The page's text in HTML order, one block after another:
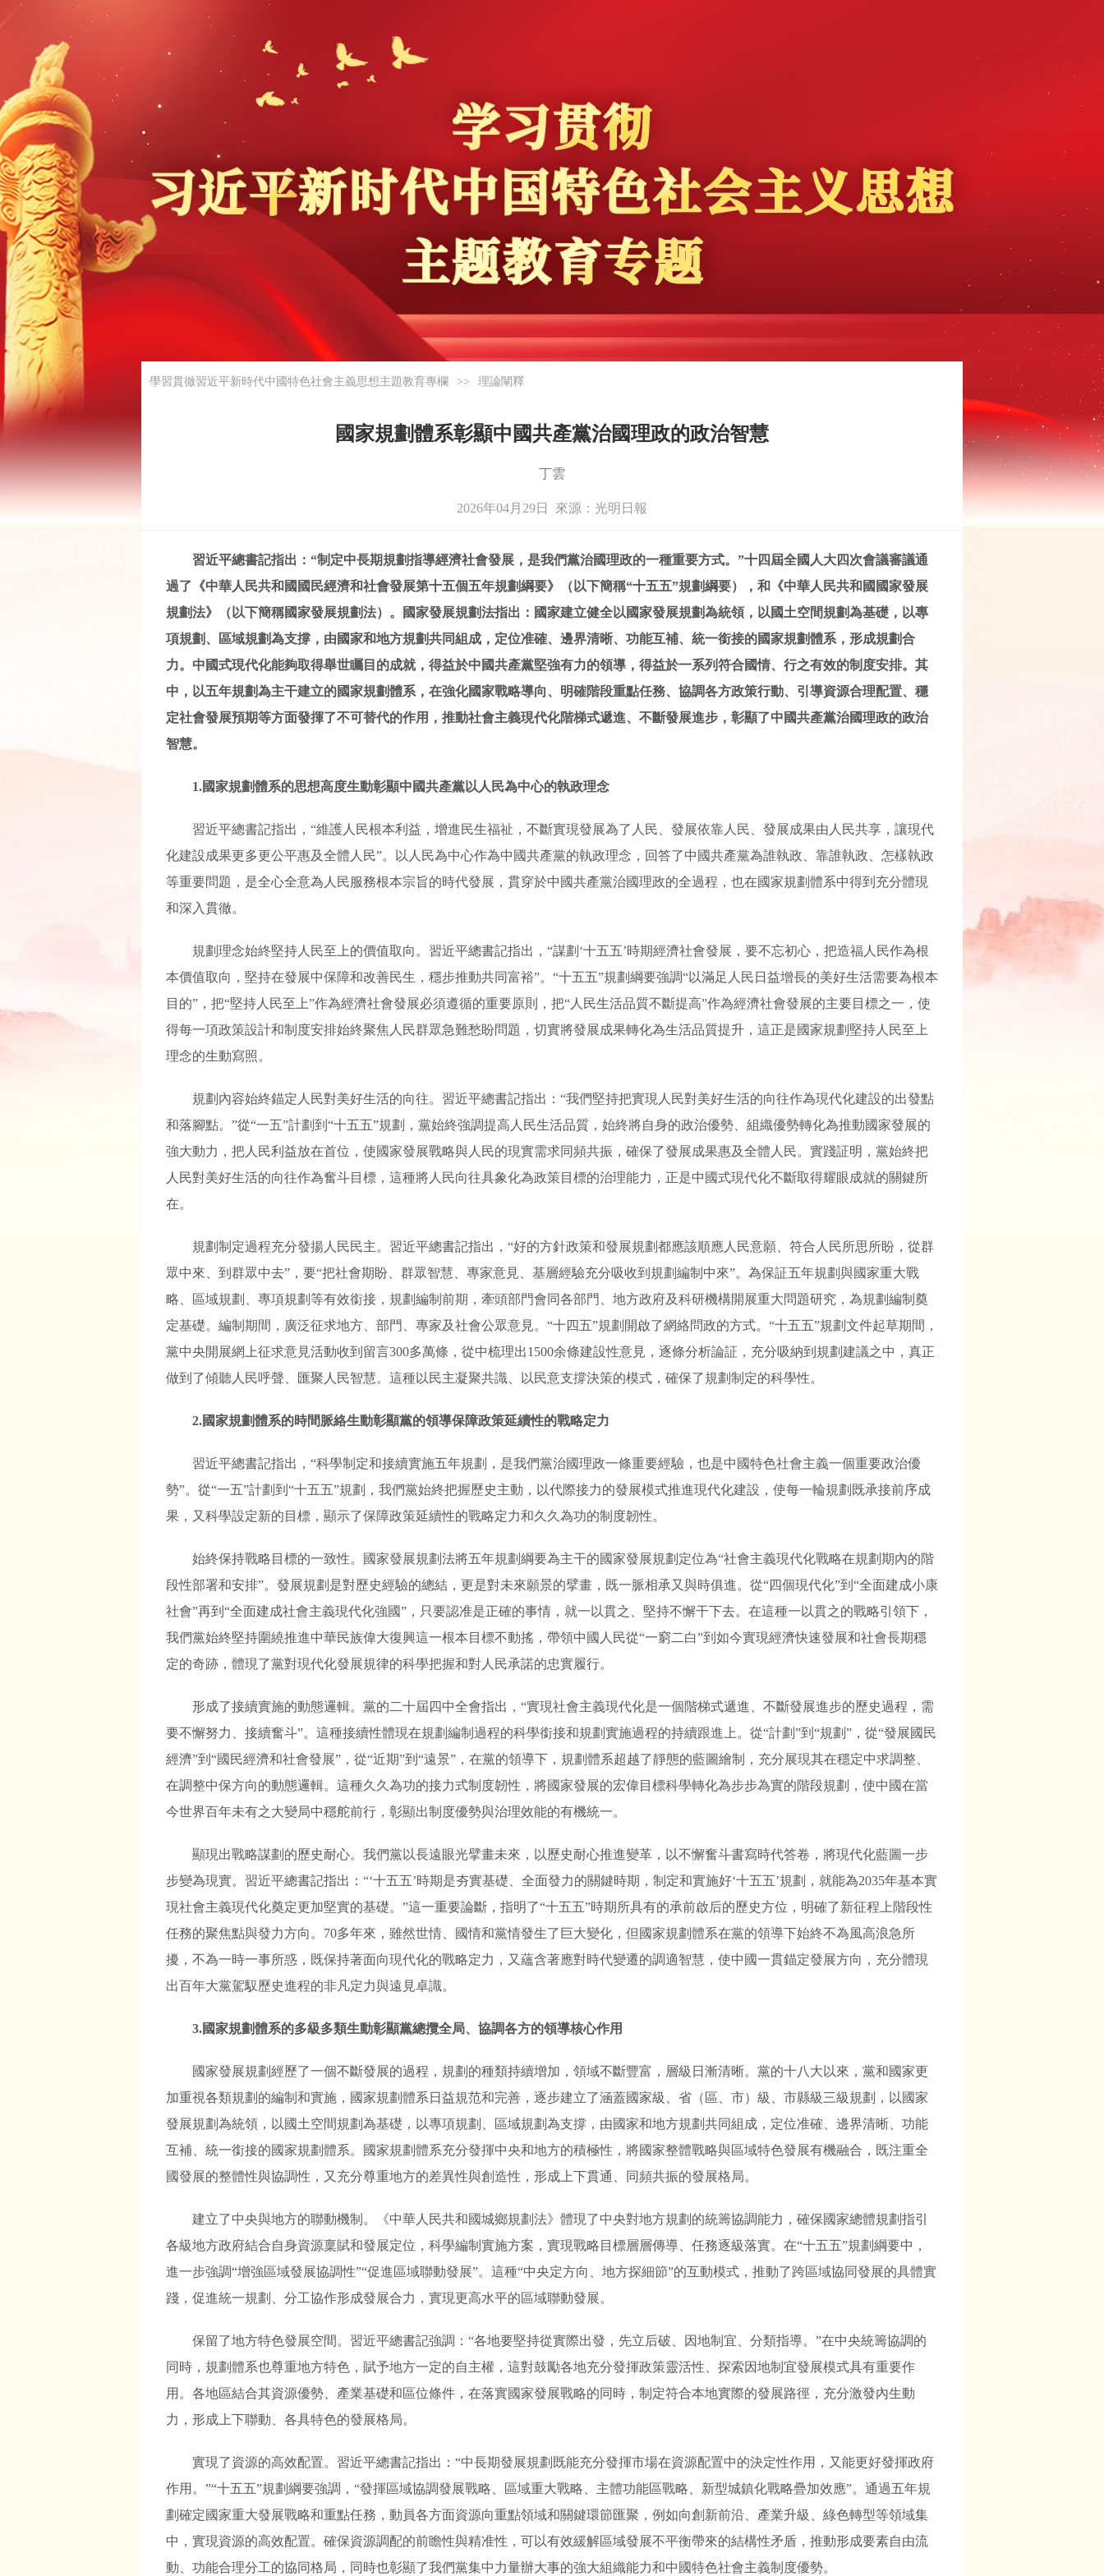
學習貫徹習近平新時代中國特色社會主義思想主題教育專欄 >> 理論闡釋
國家規劃體系彰顯中國共產黨治國理政的政治智慧
丁雲
2026年04月29日 來源： 光明日報
習近平總書記指出：“制定中長期規劃指導經濟社會發展，是我們黨治國理政的一種重要方式。”十四屆全國人大四次會議審議通
過了《中華人民共和國國民經濟和社會發展第十五個五年規劃綱要》（以下簡稱“十五五”規劃綱要），和《中華人民共和國國家發展
規劃法》（以下簡稱國家發展規劃法）。國家發展規劃法指出：國家建立健全以國家發展規劃為統領，以國土空間規劃為基礎，以專
項規劃、區域規劃為支撐，由國家和地方規劃共同組成，定位准確、邊界清晰、功能互補、統一銜接的國家規劃體系，形成規劃合
力。中國式現代化能夠取得舉世矚目的成就，得益於中國共產黨堅強有力的領導，得益於一系列符合國情、行之有效的制度安排。其
中，以五年規劃為主干建立的國家規劃體系，在強化國家戰略導向、明確階段重點任務、協調各方政策行動、引導資源合理配置、穩
定社會發展預期等方面發揮了不可替代的作用，推動社會主義現代化階梯式遞進、不斷發展進步，彰顯了中國共產黨治國理政的政治
智慧。
1.國家規劃體系的思想高度生動彰顯中國共產黨以人民為中心的執政理念
習近平總書記指出，“維護人民根本利益，增進民生福祉，不斷實現發展為了人民、發展依靠人民、發展成果由人民共享，讓現代
化建設成果更多更公平惠及全體人民”。以人民為中心作為中國共產黨的執政理念，回答了中國共產黨為誰執政、靠誰執政、怎樣執政
等重要問題，是全心全意為人民服務根本宗旨的時代發展，貫穿於中國共產黨治國理政的全過程，也在國家規劃體系中得到充分體現
和深入貫徹。
規劃理念始終堅持人民至上的價值取向。習近平總書記指出，“謀劃‘十五五’時期經濟社會發展，要不忘初心，把造福人民作為根
本價值取向，堅持在發展中保障和改善民生，穩步推動共同富裕”。“十五五”規劃綱要強調“以滿足人民日益增長的美好生活需要為根本
目的”，把“堅持人民至上”作為經濟社會發展必須遵循的重要原則，把“人民生活品質不斷提高”作為經濟社會發展的主要目標之一，使
得每一項政策設計和制度安排始終聚焦人民群眾急難愁盼問題，切實將發展成果轉化為生活品質提升，這正是國家規劃堅持人民至上
理念的生動寫照。
規劃內容始終錨定人民對美好生活的向往。習近平總書記指出：“我們堅持把實現人民對美好生活的向往作為現代化建設的出發點
和落腳點。”從“一五”計劃到“十五五”規劃，黨始終強調提高人民生活品質，始終將自身的政治優勢、組織優勢轉化為推動國家發展的
強大動力，把人民利益放在首位，使國家發展戰略與人民的現實需求同頻共振，確保了發展成果惠及全體人民。實踐証明，黨始終把
人民對美好生活的向往作為奮斗目標，這種將人民向往具象化為政策目標的治理能力，正是中國式現代化不斷取得耀眼成就的關鍵所
在。
規劃制定過程充分發揚人民民主。習近平總書記指出，“好的方針政策和發展規劃都應該順應人民意願、符合人民所思所盼，從群
眾中來、到群眾中去”，要“把社會期盼、群眾智慧、專家意見、基層經驗充分吸收到規劃編制中來”。為保証五年規劃與國家重大戰
略、區域規劃、專項規劃等有效銜接，規劃編制前期，牽頭部門會同各部門、地方政府及科研機構開展重大問題研究，為規劃編制奠
定基礎。編制期間，廣泛征求地方、部門、專家及社會公眾意見。“十四五”規劃開啟了網絡問政的方式。“十五五”規劃文件起草期間，
黨中央開展網上征求意見活動收到留言300多萬條，從中梳理出1500余條建設性意見，逐條分析論証，充分吸納到規劃建議之中，真正
做到了傾聽人民呼聲、匯聚人民智慧。這種以民主凝聚共識、以民意支撐決策的模式，確保了規劃制定的科學性。
2.國家規劃體系的時間脈絡生動彰顯黨的領導保障政策延續性的戰略定力
習近平總書記指出，“科學制定和接續實施五年規劃，是我們黨治國理政一條重要經驗，也是中國特色社會主義一個重要政治優
勢”。從“一五”計劃到“十五五”規劃，我們黨始終把握歷史主動，以代際接力的發展模式推進現代化建設，使每一輪規劃既承接前序成
果，又科學設定新的目標，顯示了保障政策延續性的戰略定力和久久為功的制度韌性。
始終保持戰略目標的一致性。國家發展規劃法將五年規劃綱要為主干的國家發展規劃定位為“社會主義現代化戰略在規劃期內的階
段性部署和安排”。發展規劃是對歷史經驗的總結，更是對未來願景的擘畫，既一脈相承又與時俱進。從“四個現代化”到“全面建成小康
社會”再到“全面建成社會主義現代化強國”，只要認准是正確的事情，就一以貫之、堅持不懈干下去。在這種一以貫之的戰略引領下，
我們黨始終堅持圍繞推進中華民族偉大復興這一根本目標不動搖，帶領中國人民從“一窮二白”到如今實現經濟快速發展和社會長期穩
定的奇跡，體現了黨對現代化發展規律的科學把握和對人民承諾的忠實履行。
形成了接續實施的動態邏輯。黨的二十屆四中全會指出，“實現社會主義現代化是一個階梯式遞進、不斷發展進步的歷史過程，需
要不懈努力、接續奮斗”。這種接續性體現在規劃編制過程的科學銜接和規劃實施過程的持續跟進上。從“計劃”到“規劃”，從“發展國民
經濟”到“國民經濟和社會發展”，從“近期”到“遠景”，在黨的領導下，規劃體系超越了靜態的藍圖繪制，充分展現其在穩定中求調整、
在調整中保方向的動態邏輯。這種久久為功的接力式制度韌性，將國家發展的宏偉目標科學轉化為步步為實的階段規劃，使中國在當
今世界百年未有之大變局中穩舵前行，彰顯出制度優勢與治理效能的有機統一。
顯現出戰略謀劃的歷史耐心。我們黨以長遠眼光擘畫未來，以歷史耐心推進變革，以不懈奮斗書寫時代答卷，將現代化藍圖一步
步變為現實。習近平總書記指出：“‘十五五’時期是夯實基礎、全面發力的關鍵時期，制定和實施好‘十五五’規劃，就能為2035年基本實
現社會主義現代化奠定更加堅實的基礎。”這一重要論斷，指明了“十五五”時期所具有的承前啟后的歷史方位，明確了新征程上階段性
任務的聚焦點與發力方向。70多年來，雖然世情、國情和黨情發生了巨大變化，但國家規劃體系在黨的領導下始終不為風高浪急所
擾，不為一時一事所惑，既保持著面向現代化的戰略定力，又蘊含著應對時代變遷的調適智慧，使中國一貫錨定發展方向，充分體現
出百年大黨駕馭歷史進程的非凡定力與遠見卓識。
3.國家規劃體系的多級多類生動彰顯黨總攬全局、協調各方的領導核心作用
國家發展規劃經歷了一個不斷發展的過程，規劃的種類持續增加，領域不斷豐富，層級日漸清晰。黨的十八大以來，黨和國家更
加重視各類規劃的編制和實施，國家規劃體系日益規范和完善，逐步建立了涵蓋國家級、省（區、市）級、市縣級三級規劃，以國家
發展規劃為統領，以國土空間規劃為基礎，以專項規劃、區域規劃為支撐，由國家和地方規劃共同組成，定位准確、邊界清晰、功能
互補、統一銜接的國家規劃體系。國家規劃體系充分發揮中央和地方的積極性，將國家整體戰略與區域特色發展有機融合，既注重全
國發展的整體性與協調性，又充分尊重地方的差異性與創造性，形成上下貫通、同頻共振的發展格局。
建立了中央與地方的聯動機制。《中華人民共和國城鄉規劃法》體現了中央對地方規劃的統籌協調能力，確保國家總體規劃指引
各級地方政府結合自身資源稟賦和發展定位，科學編制實施方案，實現戰略目標層層傳導、任務逐級落實。在“十五五”規劃綱要中，
進一步強調“增強區域發展協調性”“促進區域聯動發展”。這種“中央定方向、地方探細節”的互動模式，推動了跨區域協同發展的具體實
踐，促進統一規劃、分工協作形成發展合力，實現更高水平的區域聯動發展。
保留了地方特色發展空間。習近平總書記強調：“各地要堅持從實際出發，先立后破、因地制宜、分類指導。”在中央統籌協調的
同時，規劃體系也尊重地方特色，賦予地方一定的自主權，這對鼓勵各地充分發揮政策靈活性、探索因地制宜發展模式具有重要作
用。各地區結合其資源優勢、產業基礎和區位條件，在落實國家發展戰略的同時，制定符合本地實際的發展路徑，充分激發內生動
力，形成上下聯動、各具特色的發展格局。
實現了資源的高效配置。習近平總書記指出：“中長期發展規劃既能充分發揮市場在資源配置中的決定性作用，又能更好發揮政府
作用。”“十五五”規劃綱要強調，“發揮區域協調發展戰略、區域重大戰略、主體功能區戰略、新型城鎮化戰略疊加效應”。通過五年規
劃確定國家重大發展戰略和重點任務，動員各方面資源向重點領域和關鍵環節匯聚，例如向創新前沿、產業升級、綠色轉型等領域集
中，實現資源的高效配置。確保資源調配的前瞻性與精准性，可以有效緩解區域發展不平衡帶來的結構性矛盾，推動形成要素自由流
動、功能合理分工的協同格局，同時也彰顯了我們黨集中力量辦大事的強大組織能力和中國特色社會主義制度優勢。